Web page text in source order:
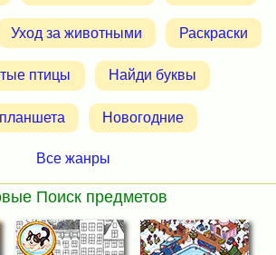
Уход за животными Раскраски
птицы Найди буквы
Новогодние
Все жанры
Поиск предметов